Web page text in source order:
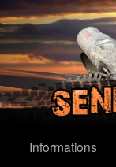
Informations